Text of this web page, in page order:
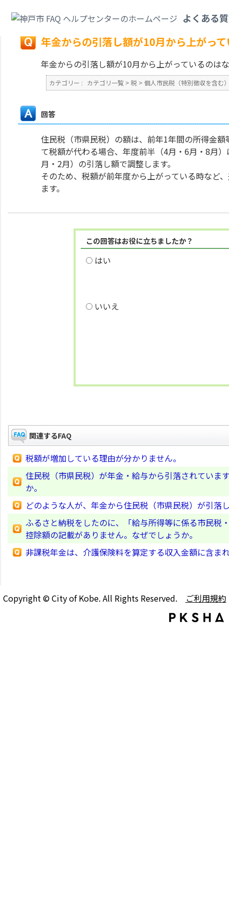
よくある
戻る
年金からの引落し額が10月から上がっ
年金からの引落し額が10月から上がっているのは
カテゴリー : カテゴリ一覧 > 税 > 個人市民税（特別徴収を含む
回答
住民税（市県民税）の額は、前年1年間の所得金
て税額が代わる場合、年度前半（4月・6月・8月
月・2月）の引落し額で調整します。
そのため、税額が前年度から上がっている時など
ます。
この回答はお役に立ちましたか？
はい
いいえ
関連するFAQ
税額が増加している理由が分かりません。
住民税（市県民税）が年金・給与から引落されていま
か。
どのような人が、年金から住民税（市県民税）が引落
ふるさと納税をしたのに、「給与所得等に係る市民
控除額の記載がありません。なぜでしょうか。
非課税年金は、介護保険料を算定する収入金額に含ま
Copyright © City of Kobe. All Rights Reserved. ご利用規約